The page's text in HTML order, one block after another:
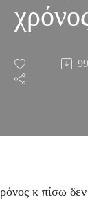
είναι 99
κ πίσω